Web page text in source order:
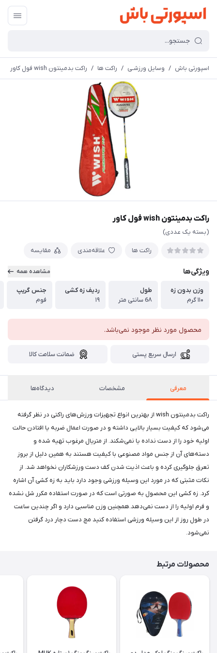
اسپورتی باش / وسایل ورزشـی / راکت ها / راکت بدمینتون wish فول کاور
راکت بدمینتون wish فول کاور
(بسته یک عددی)
راکت ها علاقه‌مندی مقایسه
ویژگی‌ها مشاهده همه
وزن بدون زه
۱۱۰ گرم
طول
6۸ سانتی متر
ردیف زه کشی
۱۹
جنس گریپ
فوم
محصول مورد نظر موجود نمی‌باشد.
ارسال سریع پستی ضمانت سلامت کالا
معرفی مشخصات دیدگاه‌ها
راکت بدمینتون wish از بهترین انواع تجهیزات ورزش‌های راکتی در نظر گرفته
می‌شود که کیفیت بسیار بالایی داشته و در صورت اعمال ضربه یا افتادن حالت
اولیه خود را از دست نداده یا نمی‌شکند. از متریال مرغوب تهیه شده و
دسته‌های آن از جنس مواد مصنوعی با کیفیت هستند به همین دلیل از بروز
تعرق جلوگیری کرده و باعث اذیت شدن کف دست ورزشکاران نخواهد شد. از
نکات مثبتی که در مورد این وسیله ورزشی وجود دارد باید به زه کشی آن اشاره
کرد. زه کشی این محصول به صورتی است که در صورت استفاده مکرر شل نشده
و فرم اولیه را از دست نمی‌دهد.همچنین وزن مناسبی دارد و اگر چندین ساعت
در طول روز از این وسیله ورزشی استفاده کنید مچ دست دچار درد گرفتن
نمی‌شود.
محصولات مرتبط